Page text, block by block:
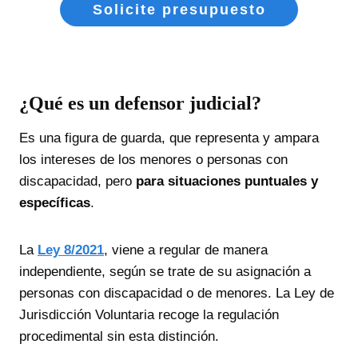
Solicite presupuesto
¿Qué es un defensor judicial?
Es una figura de guarda, que representa y ampara
los intereses de los menores o personas con
discapacidad, pero para situaciones puntuales y
específicas.
La Ley 8/2021, viene a regular de manera
independiente, según se trate de su asignación a
personas con discapacidad o de menores. La Ley de
Jurisdicción Voluntaria recoge la regulación
procedimental sin esta distinción.